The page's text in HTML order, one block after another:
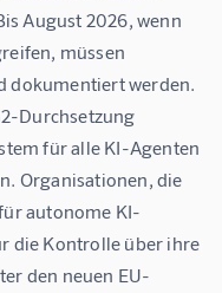
August 2026, wenn
müssen
dokumentiert werden.
Durchsetzung
für alle KI-Agenten
Organisationen, die
autonome KI-
die Kontrolle über ihre
den neuen EU-